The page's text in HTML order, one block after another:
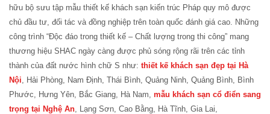
hữu bộ sưu tập mẫu thiết kế khách sạn kiến trúc Pháp quy mô được
chủ đầu tư, đối tác và đồng nghiệp trên toàn quốc đánh giá cao. Những
công trình “Độc đáo trong thiết kế – Chất lượng trong thi công” mang
thương hiệu SHAC ngày càng được phủ sóng rộng rãi trên các tỉnh
thành của đất nước hình chữ S như: thiết kế khách sạn đẹp tại Hà
Nội , Hải Phòng, Nam Định, Thái Bình, Quảng Ninh, Quảng Bình, Bình
Phước, Hưng Yên, Bắc Giang, Hà Nam, mẫu khách sạn cổ điển sang
trọng tại Nghệ An , Lạng Sơn, Cao Bằng, Hà Tĩnh, Gia Lai,